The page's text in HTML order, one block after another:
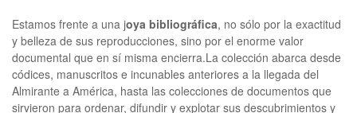
Estamos frente a una joya bibliográfica, no sólo por la exactitud
y belleza de sus reproducciones, sino por el enorme valor
documental que en sí misma encierra.La colección abarca desde
códices, manuscritos e incunables anteriores a la llegada del
Almirante a América, hasta las colecciones de documentos que
sirvieron para ordenar, difundir y explotar sus descubrimientos y